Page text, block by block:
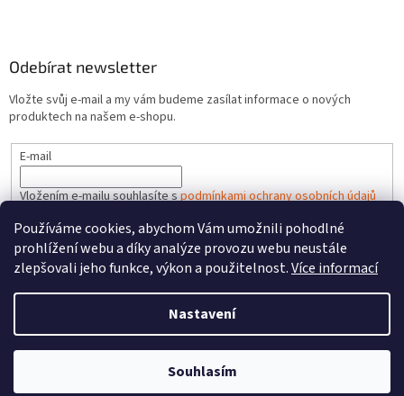
Používáme cookies, abychom Vám umožnili pohodlné
prohlížení webu a díky analýze provozu webu neustále
zlepšovali jeho funkce, výkon a použitelnost.Více informací
Nastavení
Souhlasím
Odebírat newsletter
Vložte svůj e-mail a my vám budeme zasílat informace o nových
produktech na našem e-shopu.
E-mail
Vložením e-mailu souhlasíte spodmínkami ochrany osobních údajů
PŘIHLÁSIT SE
Vytvořil Shoptet
HRACKYzCECH.cz. Všechna práva vyhrazena.